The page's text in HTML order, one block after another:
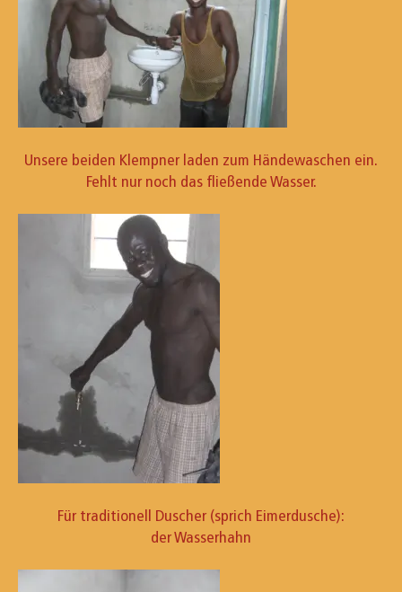
Unsere beiden Klempner laden zum Händewaschen ein.
Fehlt nur noch das fließende Wasser.
Für traditionell Duscher (sprich Eimerdusche):
der Wasserhahn